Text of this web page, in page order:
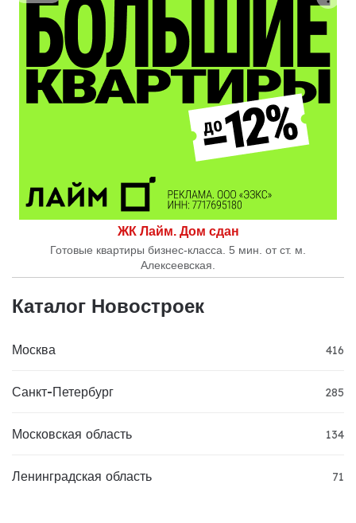
ЖК Лайм. Дом сдан
Готовые квартиры бизнес-класса. 5 мин. от ст. м.
Алексеевская.
Каталог Новостроек
Москва 416
Санкт-Петербург 285
Московская область 134
Ленинградская область 71